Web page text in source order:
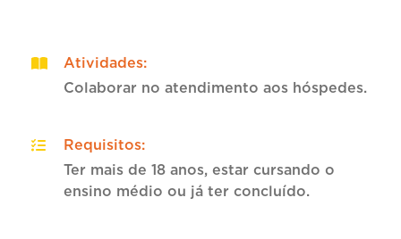
Atividades:
Colaborar no atendimento aos hóspedes.
Requisitos:
Ter mais de 18 anos, estar cursando o
ensino médio ou já ter concluído.